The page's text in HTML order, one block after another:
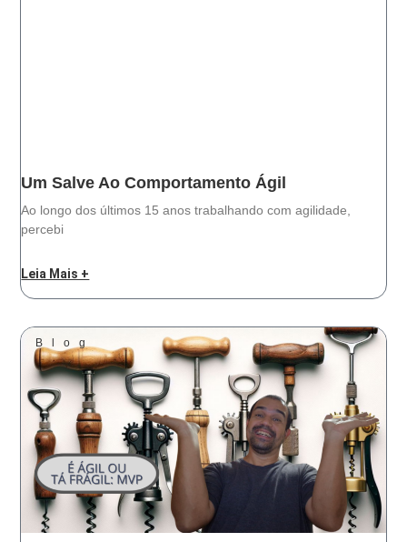
Um Salve Ao Comportamento Ágil
Ao longo dos últimos 15 anos trabalhando com agilidade,
percebi
Leia Mais +
Blog